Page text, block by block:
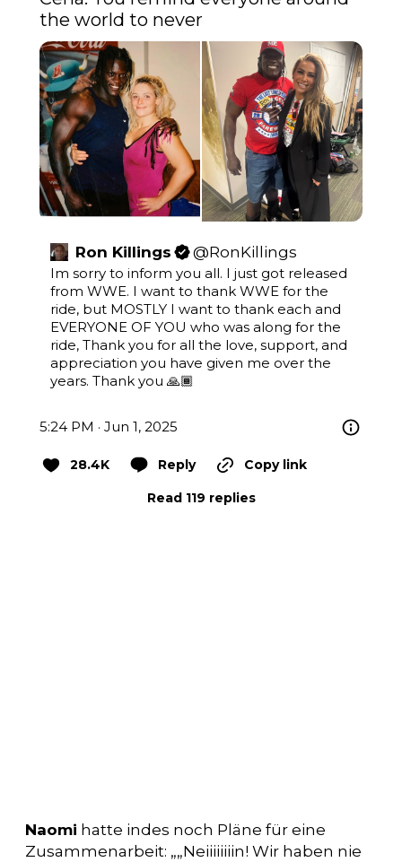
the world to never
Ron Killings @RonKillings
Im sorry to inform you all. I just got released
from WWE. I want to thank WWE for the
ride, but MOSTLY I want to thank each and
EVERYONE OF YOU who was along for the
ride, Thank you for all the love, support, and
appreciation you have given me over the
years. Thank you 🙏🏾
5:24 PM · Jun 1, 2025
28.4K Reply Copy link
Read 119 replies
Naomi hatte indes noch Pläne für eine
Zusammenarbeit: „„Neiiiiiiiin! Wir haben nie